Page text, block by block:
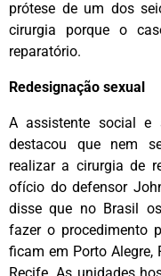
prótese de um dos
cirurgia porque o
reparatório.
Redesignação sexual
A assistente social e
destacou que nem
realizar a cirurgia de
ofício do defensor
disse que no Brasil
fazer o procedimento
ficam em Porto Alegre,